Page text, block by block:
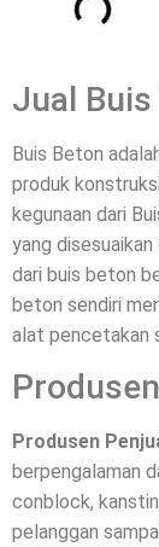
Jual
Buis Beton
produk
kegunaan dari
yang
dari buis beton
beton sendiri
alat pencetakan
Produsen
berpengalaman
conblock,
pelanggan